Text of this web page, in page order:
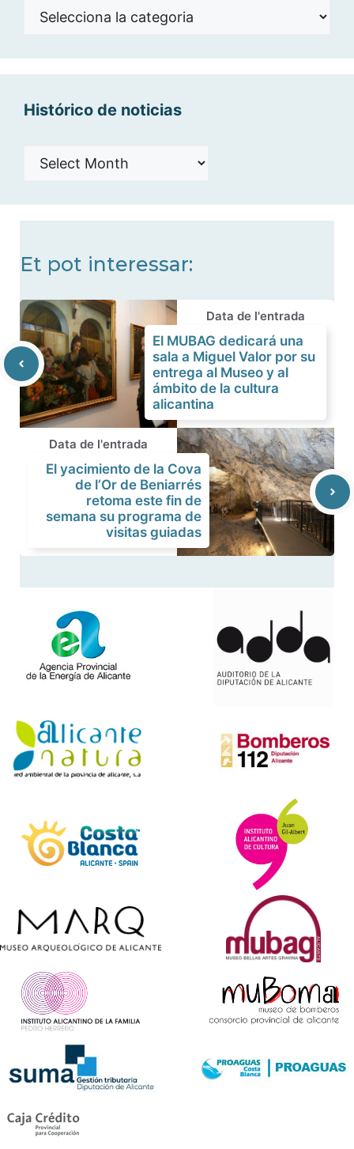
Noticias
Histórico de noticias
Histórico
Et pot interessar:
Data de l'entrada
El MUBAG dedicará una
sala a Miguel Valor por su
entrega al Museo y al
ámbito de la cultura
alicantina
Data de l'entrada
El yacimiento de la Cova
de l’Or de Beniarrés
retoma este fin de
semana su programa de
visitas guiadas